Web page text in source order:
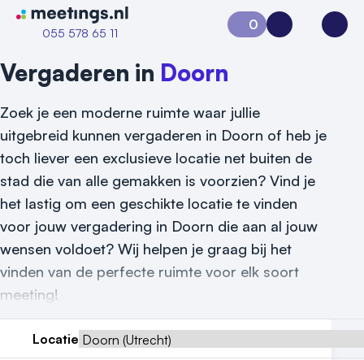
Naar home van Meetings
055 578 65 11
Vraag locatie aan
Locatiegids
Meld locatie aan
Nieuws
0
Aanvraag 0Inloggen
Vergaderen in Doorn
Zoek je een moderne ruimte waar jullie
uitgebreid kunnen vergaderen in Doorn of heb je
toch liever een exclusieve locatie net buiten de
stad die van alle gemakken is voorzien? Vind je
het lastig om een geschikte locatie te vinden
voor jouw vergadering in Doorn die aan al jouw
wensen voldoet? Wij helpen je graag bij het
vinden van de perfecte ruimte voor elk soort
meeting!
Locatie